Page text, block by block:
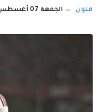
فنون الجمعة 07 أغسطس 6:30 م